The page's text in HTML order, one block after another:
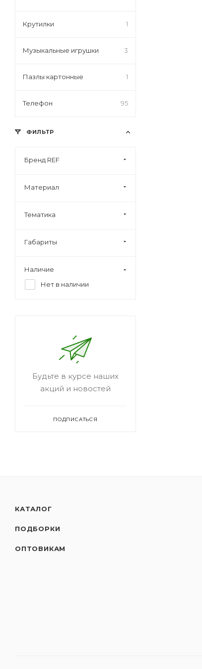
Крутилки 1
Музыкальные игрушки 3
Пазлы картонные 1
Телефон 95
ФИЛЬТР
Бренд REF
Материал
Тематика
Габариты
Наличие
Нет в наличии
Будьте в курсе наших
акций и новостей
ПОДПИСАТЬСЯ
КАТАЛОГ
ПОДБОРКИ
ОПТОВИКАМ